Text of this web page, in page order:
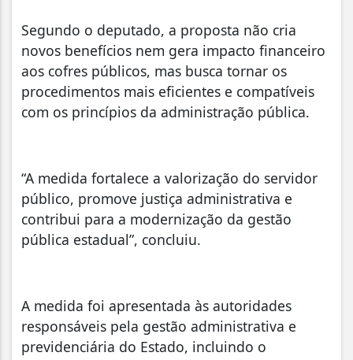
Segundo o deputado, a proposta não cria
novos benefícios nem gera impacto financeiro
aos cofres públicos, mas busca tornar os
procedimentos mais eficientes e compatíveis
com os princípios da administração pública.
“A medida fortalece a valorização do servidor
público, promove justiça administrativa e
contribui para a modernização da gestão
pública estadual”, concluiu.
A medida foi apresentada às autoridades
responsáveis pela gestão administrativa e
previdenciária do Estado, incluindo o